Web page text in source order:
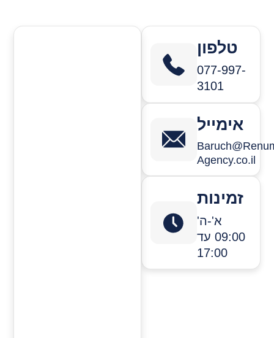
טלפון
077-997-
3101
אימייל
Agency.co.il
זמינות
א'-ה'
09:00 עד
17:00